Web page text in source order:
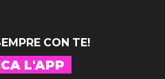
CON TE!
L'APP